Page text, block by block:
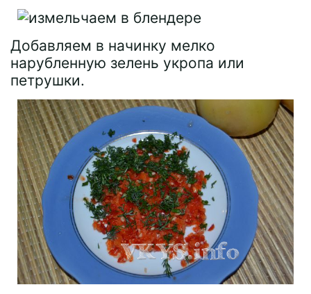
Добавляем в начинку мелко
нарубленную зелень укропа или
петрушки.